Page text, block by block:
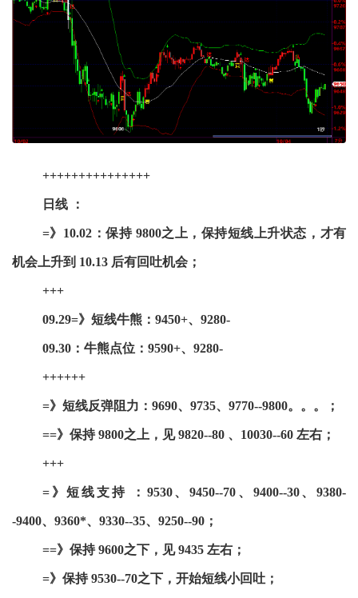
+++++++++++++++
日线 ：
=》10.02：保持 9800之上，保持短线上升状态，才有
机会上升到 10.13 后有回吐机会；
+++
09.29=》短线牛熊：9450+、9280-
09.30：牛熊点位：9590+、9280-
++++++
=》短线反弹阻力：9690、9735、9770--9800。。。；
==》保持 9800之上，见 9820--80 、10030--60 左右；
+++
=》短线支持 ：9530、9450--70、9400--30、9380-
-9400、9360*、9330--35、9250--90；
==》保持 9600之下，见 9435 左右；
=》保持 9530--70之下，开始短线小回吐；